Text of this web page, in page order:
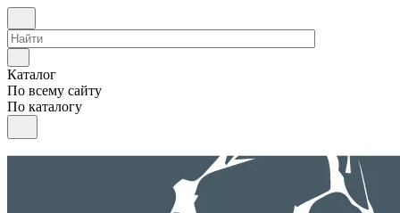
Каталог
По всему сайту
По каталогу